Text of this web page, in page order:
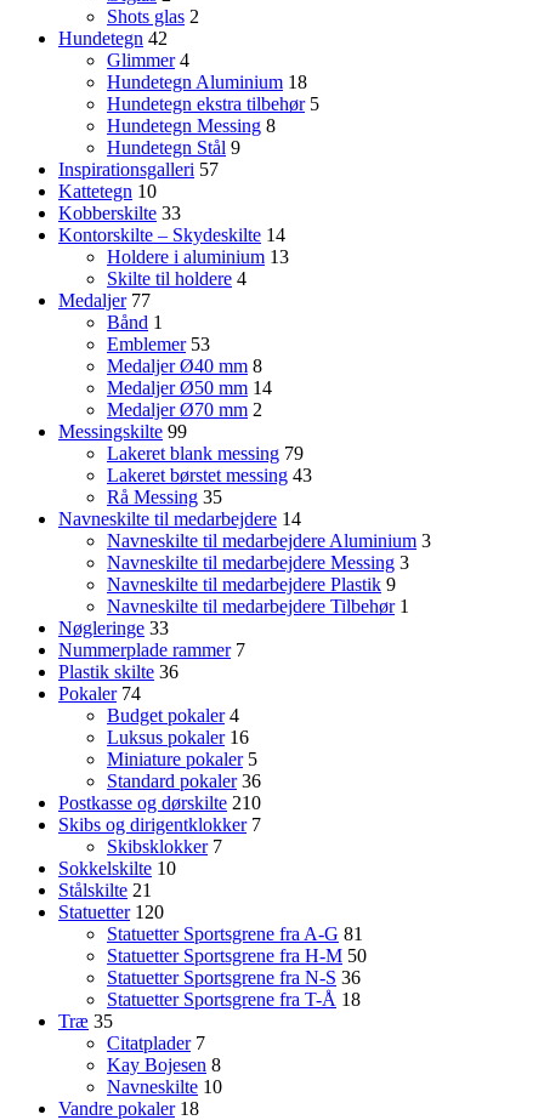
Shots glas 2
Hundetegn 42
Glimmer 4
Hundetegn Aluminium 18
Hundetegn ekstra tilbehør 5
Hundetegn Messing 8
Hundetegn Stål 9
Inspirationsgalleri 57
Kattetegn 10
Kobberskilte 33
Kontorskilte – Skydeskilte 14
Holdere i aluminium 13
Skilte til holdere 4
Medaljer 77
Bånd 1
Emblemer 53
Medaljer Ø40 mm 8
Medaljer Ø50 mm 14
Medaljer Ø70 mm 2
Messingskilte 99
Lakeret blank messing 79
Lakeret børstet messing 43
Rå Messing 35
Navneskilte til medarbejdere 14
Navneskilte til medarbejdere Aluminium 3
Navneskilte til medarbejdere Messing 3
Navneskilte til medarbejdere Plastik 9
Navneskilte til medarbejdere Tilbehør 1
Nøgleringe 33
Nummerplade rammer 7
Plastik skilte 36
Pokaler 74
Budget pokaler 4
Luksus pokaler 16
Miniature pokaler 5
Standard pokaler 36
Postkasse og dørskilte 210
Skibs og dirigentklokker 7
Skibsklokker 7
Sokkelskilte 10
Stålskilte 21
Statuetter 120
Statuetter Sportsgrene fra A-G 81
Statuetter Sportsgrene fra H-M 50
Statuetter Sportsgrene fra N-S 36
Statuetter Sportsgrene fra T-Å 18
Træ 35
Citatplader 7
Kay Bojesen 8
Navneskilte 10
Vandre pokaler 18